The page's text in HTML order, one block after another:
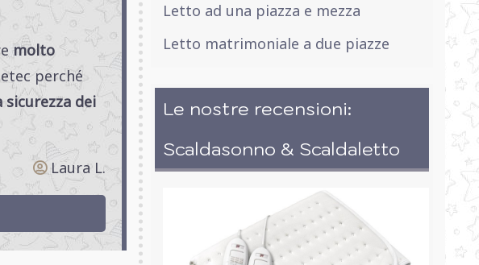
molto
perché
dei
Laura L.
Letto ad una piazza e mezza
Letto matrimoniale a due piazze
Le nostre recensioni:
Scaldasonno & Scaldaletto